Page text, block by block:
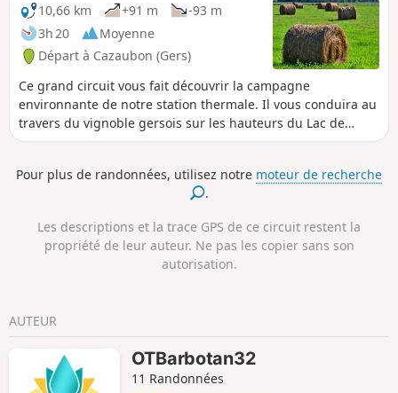
10,66 km
+91 m
-93 m
3h 20
Moyenne
Départ à Cazaubon (Gers)
Ce grand circuit vous fait découvrir la campagne
environnante de notre station thermale. Il vous conduira au
travers du vignoble gersois sur les hauteurs du Lac de
l'Uby. Une balade très plaisante vous attend.
Pour plus de randonnées, utilisez notre moteur de recherche
.
Les descriptions et la trace GPS de ce circuit restent la
propriété de leur auteur. Ne pas les copier sans son
autorisation.
AUTEUR
OTBarbotan32
11 Randonnées